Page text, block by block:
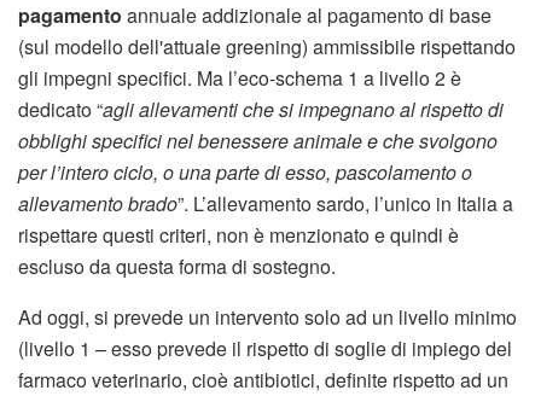
pagamento annuale addizionale al pagamento di base
(sul modello dell'attuale greening) ammissibile rispettando
gli impegni specifici. Ma l’eco-schema 1 a livello 2 è
dedicato “agli allevamenti che si impegnano al rispetto di
obblighi specifici nel benessere animale e che svolgono
per l’intero ciclo, o una parte di esso, pascolamento o
allevamento brado”. L’allevamento sardo, l’unico in Italia a
rispettare questi criteri, non è menzionato e quindi è
escluso da questa forma di sostegno.
Ad oggi, si prevede un intervento solo ad un livello minimo
(livello 1 – esso prevede il rispetto di soglie di impiego del
farmaco veterinario, cioè antibiotici, definite rispetto ad un